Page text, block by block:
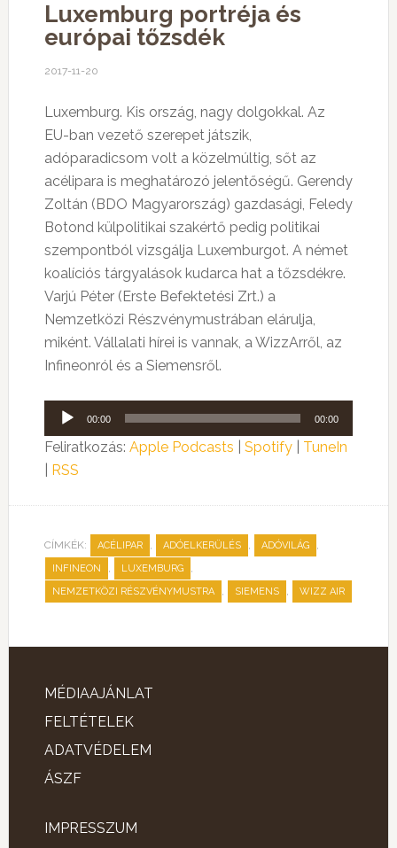
Luxemburg portréja és
európai tőzsdék
2017-11-20
Luxemburg. Kis ország, nagy dolgokkal. Az
EU-ban vezető szerepet játszik,
adóparadicsom volt a közelmúltig, sőt az
acélipara is meghatározó jelentőségű. Gerendy
Zoltán (BDO Magyarország) gazdasági, Feledy
Botond külpolitikai szakértő pedig politikai
szempontból vizsgálja Luxemburgot. A német
koalíciós tárgyalások kudarca hat a tőzsdékre.
Varjú Péter (Erste Befektetési Zrt.) a
Nemzetközi Részvénymustrában elárulja,
miként. Vállalati hírei is vannak, a WizzArről, az
Infineonról és a Siemensről.
Audió
lejátszó
00:00 00:00
Feliratkozás: Apple Podcasts Spotify| TuneIn
RSS
CÍMKÉK: ACÉLIPAR , ADÓELKERÜLÉS , ADÓVILÁG ,
INFINEON , LUXEMBURG ,
NEMZETKÖZI RÉSZVÉNYMUSTRA , SIEMENS , WIZZ AIR
MÉDIAAJÁNLAT
FELTÉTELEK
ADATVÉDELEM
ÁSZF
IMPRESSZUM